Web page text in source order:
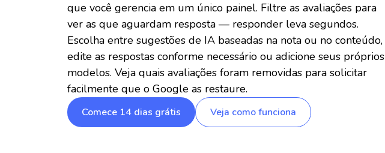
que você gerencia em um único painel. Filtre as avaliações para
ver as que aguardam resposta — responder leva segundos.
Escolha entre sugestões de IA baseadas na nota ou no conteúdo,
edite as respostas conforme necessário ou adicione seus próprios
modelos. Veja quais avaliações foram removidas para solicitar
facilmente que o Google as restaure.
Comece 14 dias grátis Veja como funciona